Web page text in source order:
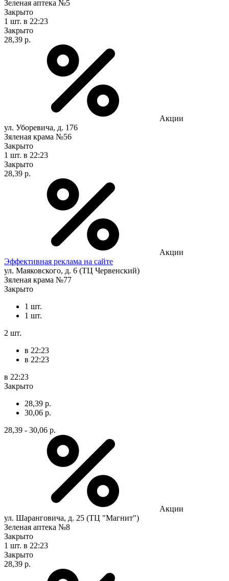
Зеленая аптека №5
Закрыто
1 шт. в 22:23
Закрыто
28,39 р.
Акции
ул. Уборевича, д. 176
Зяленая крама №56
Закрыто
1 шт. в 22:23
Закрыто
28,39 р.
Акции
Эффективная реклама на сайте
ул. Маяковского, д. 6 (ТЦ Червенский)
Зяленая крама №77
Закрыто
1 шт.
1 шт.
2 шт.
в 22:23
в 22:23
в 22:23
Закрыто
28,39 р.
30,06 р.
28,39 - 30,06 р.
Акции
ул. Шаранговича, д. 25 (ТЦ "Магнит")
Зеленая аптека №8
Закрыто
1 шт. в 22:23
Закрыто
28,39 р.